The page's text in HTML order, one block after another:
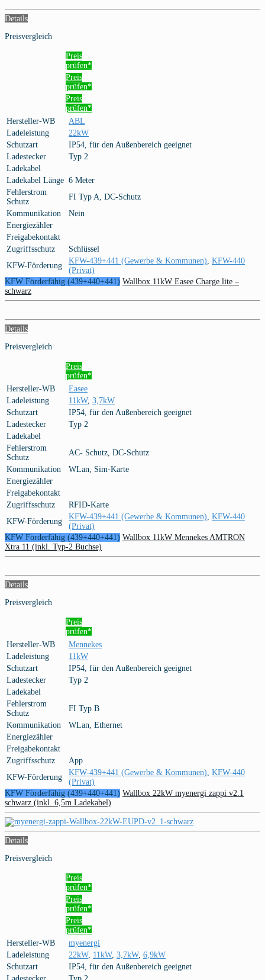
Details
Preisvergleich
Preis
prüfen*
Preis
prüfen*
Preis
prüfen*
Hersteller-WB
ABL
Ladeleistung
22kW
Schutzart
IP54, für den Außenbereich geeignet
Ladestecker
Typ 2
Ladekabel
Ladekabel Länge 6 Meter
Fehlerstrom
Schutz
FI Typ A, DC-Schutz
Kommunikation
Nein
Energiezähler
Freigabekontakt
Zugriffsschutz
Schlüssel
KFW-Förderung
KFW-439+441 (Gewerbe & Kommunen) KFW-440
(Privat)
KFW Förderfähig (439+440+441) Wallbox 11kW Easee Charge lite –
schwarz
Details
Preisvergleich
Preis
prüfen*
Hersteller-WB
Easee
Ladeleistung
11kW, 3,7kW
Schutzart
IP54, für den Außenbereich geeignet
Ladestecker
Typ 2
Ladekabel
Fehlerstrom
Schutz
AC- Schutz, DC-Schutz
Kommunikation
WLan, Sim-Karte
Energiezähler
Freigabekontakt
Zugriffsschutz
RFID-Karte
KFW-Förderung
KFW-439+441 (Gewerbe & Kommunen) KFW-440
(Privat)
KFW Förderfähig (439+440+441) Wallbox 11kW Mennekes AMTRON
Xtra 11 (inkl. Typ-2 Buchse)
Details
Preisvergleich
Preis
prüfen*
Hersteller-WB
Mennekes
Ladeleistung
11kW
Schutzart
IP54, für den Außenbereich geeignet
Ladestecker
Typ 2
Ladekabel
Fehlerstrom
Schutz
FI Typ B
Kommunikation
WLan, Ethernet
Energiezähler
Freigabekontakt
Zugriffsschutz
App
KFW-Förderung
KFW-439+441 (Gewerbe & Kommunen) KFW-440
(Privat)
KFW Förderfähig (439+440+441) Wallbox 22kW myenergi zappi v2.1
schwarz (inkl. 6,5m Ladekabel)
Details
Preisvergleich
Preis
prüfen*
Preis
prüfen*
Preis
prüfen*
Hersteller-WB
myenergi
Ladeleistung
22kW, 11kW, 3,7kW, 6,9kW
Schutzart
IP54, für den Außenbereich geeignet